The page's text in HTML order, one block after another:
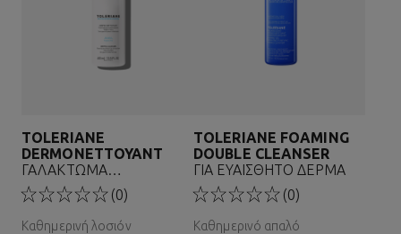
TOLERIANE
DERMONETTOYANT
ΓΑΛΑΚΤΩΜΑ
ΚΑΘΑΡΙΣΜΟΥ
(0)
Καθημερινή λοσιόν
TOLERIANE FOAMING
DOUBLE CLEANSER
ΓΙΑ ΕΥΑΙΣΘΗΤΟ ΔΕΡΜΑ
(0)
Καθημερινό απαλό